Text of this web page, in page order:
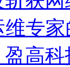
专
高